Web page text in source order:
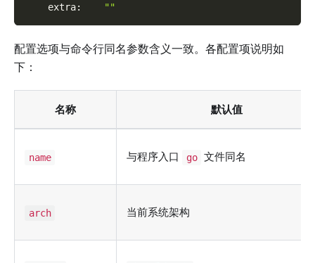
extra: ""
配置选项与命令行同名参数含义一致。各配置项说明如
下：
名称 默认值
name 与程序入口 go 文件同名
arch 当前系统架构